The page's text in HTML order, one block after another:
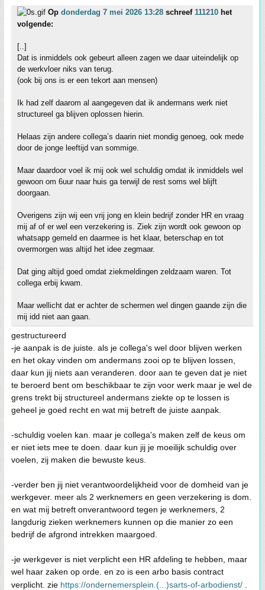
Op donderdag 7 mei 2026 13:28 schreef 111210 het
volgende:
[..]
Dat is inmiddels ook gebeurt alleen zagen we daar uiteindelijk op
de werkvloer niks van terug.
(ook bij ons is er een tekort aan mensen)
Ik had zelf daarom al aangegeven dat ik andermans werk niet
structureel ga blijven oplossen hierin.
Helaas zijn andere collega’s daarin niet mondig genoeg, ook mede
door de jonge leeftijd van sommige.
Maar daardoor voel ik mij ook wel schuldig omdat ik inmiddels wel
gewoon om 6uur naar huis ga terwijl de rest soms wel blijft
doorgaan.
Overigens zijn wij een vrij jong en klein bedrijf zonder HR en vraag
mij af of er wel een verzekering is. Ziek zijn wordt ook gewoon op
whatsapp gemeld en daarmee is het klaar, beterschap en tot
overmorgen was altijd het idee zegmaar.
Dat ging altijd goed omdat ziekmeldingen zeldzaam waren. Tot
collega erbij kwam.
Maar wellicht dat er achter de schermen wel dingen gaande zijn die
mij idd niet aan gaan.
gestructureerd
-je aanpak is de juiste. als je collega's wel door blijven werken
en het okay vinden om andermans zooi op te blijven lossen,
daar kun jij niets aan veranderen. door aan te geven dat je niet
te beroerd bent om beschikbaar te zijn voor werk maar je wel de
grens trekt bij structureel andermans ziekte op te lossen is
geheel je goed recht en wat mij betreft de juiste aanpak.
-schuldig voelen kan. maar je collega's maken zelf de keus om
er niet iets mee te doen. daar kun jij je moeilijk schuldig over
voelen, zij maken die bewuste keus.
-verder ben jij niet verantwoordelijkheid voor de domheid van je
werkgever. meer als 2 werknemers en geen verzekering is dom.
en wat mij betreft onverantwoord tegen je werknemers, 2
langdurig zieken werknemers kunnen op die manier zo een
bedrijf de afgrond intrekken maargoed.
-je werkgever is niet verplicht een HR afdeling te hebben, maar
wel haar zaken op orde. en zo is een arbo basis contract
verplicht. zie https://ondernemersplein.(...)sarts-of-arbodienst/